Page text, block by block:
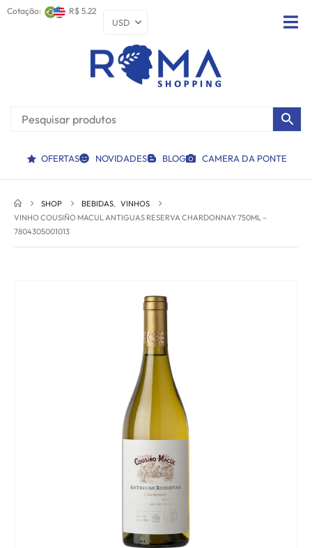
Cotação: R$ 5.22
OFERTAS NOVIDADES BLOG CAMERA DA PONTE
SHOP BEBIDAS, VINHOS
VINHO COUSIÑO MACUL ANTIGUAS RESERVA CHARDONNAY 750ML –
7804305001013